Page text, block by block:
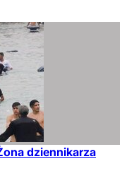
dziennikarza